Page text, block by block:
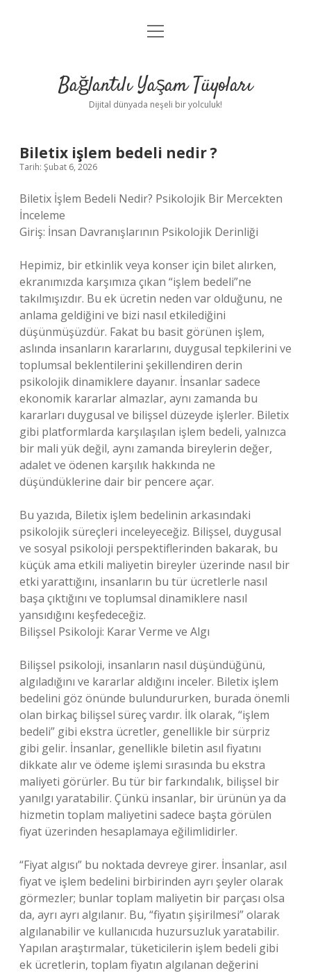
Anasayfa
Yasal Uyarı
menüyü
Bağlantılı Yaşam Tüyoları
Dijital dünyada neşeli bir yolculuk!
Biletix işlem bedeli nedir ?
Tarih: Şubat 6, 2026
Biletix İşlem Bedeli Nedir? Psikolojik Bir Mercekten
İnceleme
Giriş: İnsan Davranışlarının Psikolojik Derinliği
Hepimiz, bir etkinlik veya konser için bilet alırken,
ekranımızda karşımıza çıkan “işlem bedeli”ne
takılmışızdır. Bu ek ücretin neden var olduğunu, ne
anlama geldiğini ve bizi nasıl etkilediğini
düşünmüşüzdür. Fakat bu basit görünen işlem,
aslında insanların kararlarını, duygusal tepkilerini ve
toplumsal beklentilerini şekillendiren derin
psikolojik dinamiklere dayanır. İnsanlar sadece
ekonomik kararlar almazlar, aynı zamanda bu
kararları duygusal ve bilişsel düzeyde işlerler. Biletix
gibi platformlarda karşılaşılan işlem bedeli, yalnızca
bir mali yük değil, aynı zamanda bireylerin değer,
adalet ve ödenen karşılık hakkında ne
düşündüklerine dair bir pencere açar.
Bu yazıda, Biletix işlem bedelinin arkasındaki
psikolojik süreçleri inceleyeceğiz. Bilişsel, duygusal
ve sosyal psikoloji perspektiflerinden bakarak, bu
küçük ama etkili maliyetin bireyler üzerinde nasıl bir
etki yarattığını, insanların bu tür ücretlerle nasıl
başa çıktığını ve toplumsal dinamiklere nasıl
yansıdığını keşfedeceğiz.
Bilişsel Psikoloji: Karar Verme ve Algı
Bilişsel psikoloji, insanların nasıl düşündüğünü,
algıladığını ve kararlar aldığını inceler. Biletix işlem
bedelini göz önünde bulundururken, burada önemli
olan birkaç bilişsel süreç vardır. İlk olarak, “işlem
bedeli” gibi ekstra ücretler, genellikle bir sürpriz
gibi gelir. İnsanlar, genellikle biletin asıl fiyatını
dikkate alır ve ödeme işlemi sırasında bu ekstra
maliyeti görürler. Bu tür bir farkındalık, bilişsel bir
yanılgı yaratabilir. Çünkü insanlar, bir ürünün ya da
hizmetin toplam maliyetini sadece başta görülen
fiyat üzerinden hesaplamaya eğilimlidirler.
“Fiyat algısı” bu noktada devreye girer. İnsanlar, asıl
fiyat ve işlem bedelini birbirinden ayrı şeyler olarak
görmezler; bunlar toplam maliyetin bir parçası olsa
da, ayrı ayrı algılanır. Bu, “fiyatın şişirilmesi” olarak
algılanabilir ve kullanıcıda huzursuzluk yaratabilir.
Yapılan araştırmalar, tüketicilerin işlem bedeli gibi
ek ücretlerin, toplam fiyatın algılanan değerini